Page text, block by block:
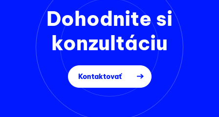
Dohodnite si
konzultáciu
Kontaktovať